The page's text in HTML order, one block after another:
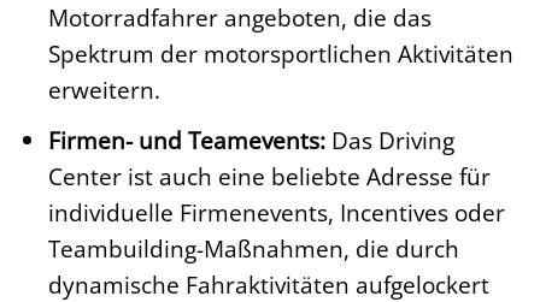
Motorradfahrer angeboten, die das
Spektrum der motorsportlichen Aktivitäten
erweitern.
Firmen- und Teamevents:Das Driving
Center ist auch eine beliebte Adresse für
individuelle Firmenevents, Incentives oder
Teambuilding-Maßnahmen, die durch
dynamische Fahraktivitäten aufgelockert